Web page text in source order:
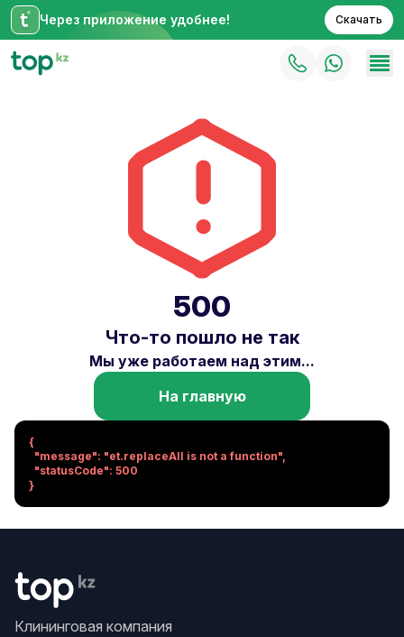
Через приложение удобнее! Скачать
500
Что-то пошло не так
Мы уже работаем над этим...
На главную
{
}
Клининговая компания